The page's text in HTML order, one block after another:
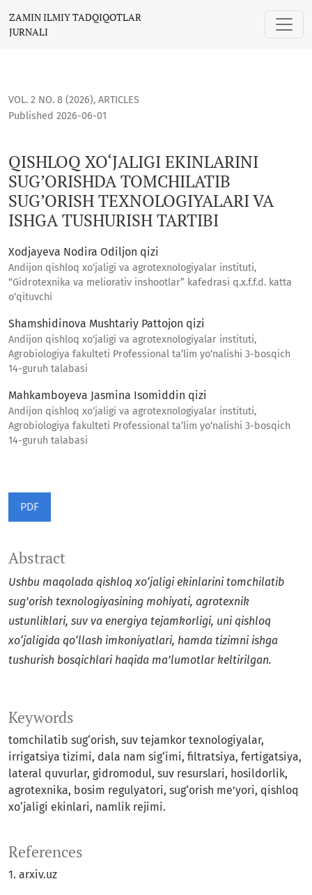
QISHLOQ XO‘JALIGI EKINLARINI SUG’ORISHDA
ZAMIN ILMIY TADQIQOTLAR
JURNALI
VOL. 2 NO. 8 (2026), ARTICLES
QISHLOQ XO‘JALIGI EKINLARINI
SUG’ORISHDA TOMCHILATIB
SUG’ORISH TEXNOLOGIYALARI VA
ISHGA TUSHURISH TARTIBI
Published 2026-06-01
Xodjayeva Nodira Odiljon qizi
Andijon qishloq xo‘jaligi va agrotexnologiyalar instituti,
“Gidrotexnika va meliorativ inshootlar” kafedrasi q.x.f.f.d. katta
o‘qituvchi
Shamshidinova Mushtariy Pattojon qizi
Andijon qishloq xo‘jaligi va agrotexnologiyalar instituti,
Agrobiologiya fakulteti Professional ta’lim yo‘nalishi 3-bosqich
14-guruh talabasi
Mahkamboyeva Jasmina Isomiddin qizi
Andijon qishloq xo‘jaligi va agrotexnologiyalar instituti,
Agrobiologiya fakulteti Professional ta’lim yo‘nalishi 3-bosqich
14-guruh talabasi
PDF
Keywords
tomchilatib sug‘orish, suv tejamkor texnologiyalar,
irrigatsiya tizimi, dala nam sig‘imi, filtratsiya, fertigatsiya,
lateral quvurlar, gidromodul, suv resurslari, hosildorlik,
agrotexnika, bosim regulyatori, sug‘orish me’yori, qishloq
xo‘jaligi ekinlari, namlik rejimi.
Abstract
Ushbu maqolada qishloq xo‘jaligi ekinlarini tomchilatib
sug’orish texnologiyasining mohiyati, agrotexnik
ustunliklari, suv va energiya tejamkorligi, uni qishloq
xo‘jaligida qo‘llash imkoniyatlari, hamda tizimni ishga
tushurish bosqichlari haqida ma’lumotlar keltirilgan.
References
1. arxiv.uz